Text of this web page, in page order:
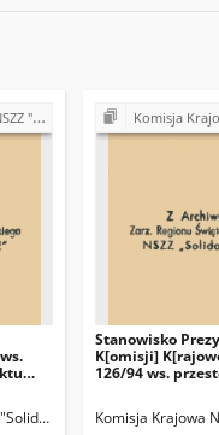
(lata 90.) Komisja Krajowa NSZZ
Stanowisko
K[omisji]
126/94 ws.
Komisja Krajowa